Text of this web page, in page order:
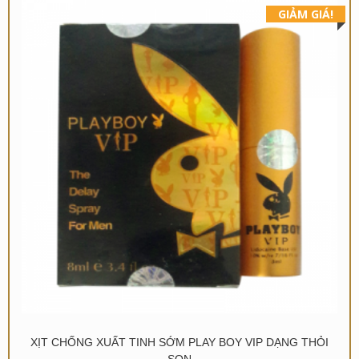
GIẢM GIÁ!
XỊT CHỐNG XUẤT TINH SỚM PLAY BOY VIP DẠNG THỎI